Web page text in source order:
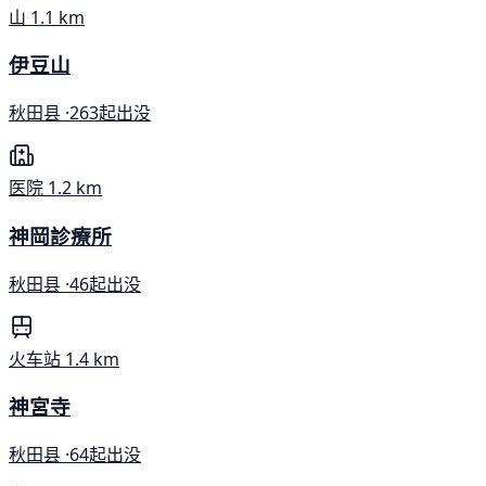
山 1.1 km
伊豆山
秋田县 ·263起出没
医院 1.2 km
神岡診療所
秋田县 ·46起出没
火车站 1.4 km
神宮寺
秋田县 ·64起出没